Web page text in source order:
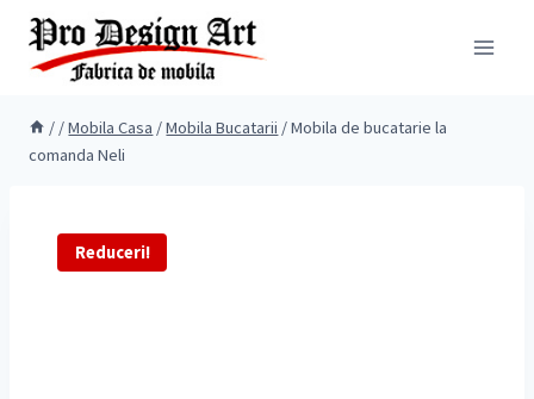
Skip
content
/ /Mobila Casa /Mobila Bucatarii /Mobila de bucatarie la
comanda Neli
Reduceri!